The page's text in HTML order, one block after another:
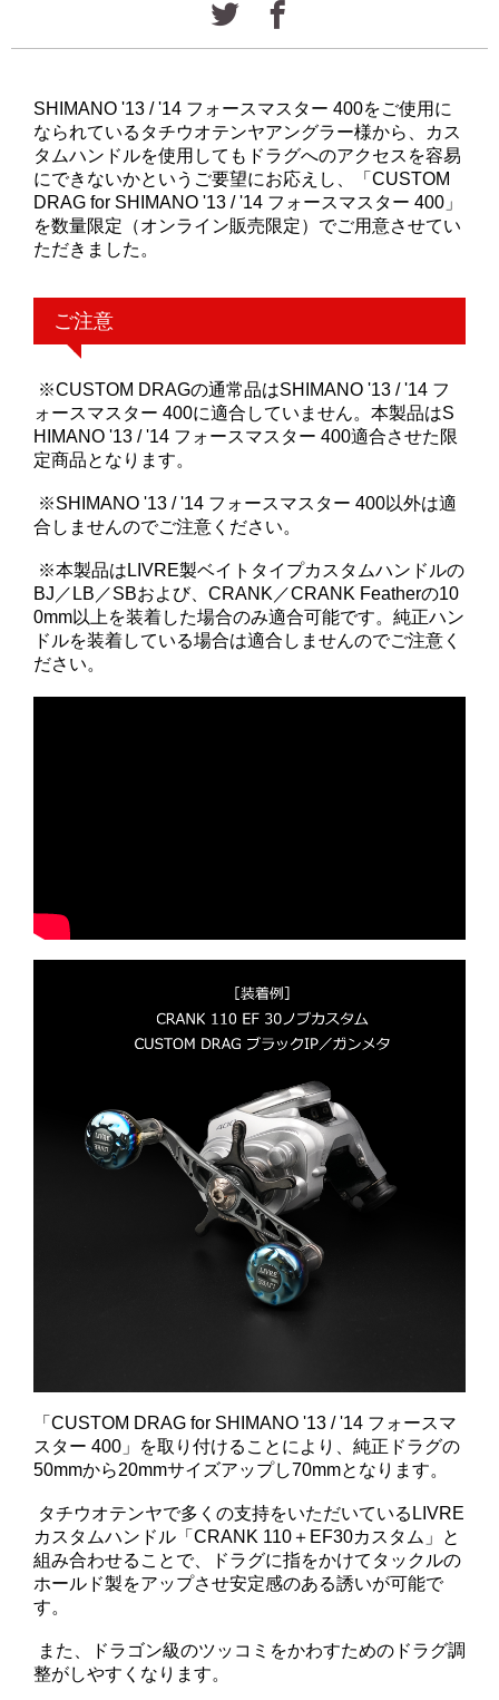
SHIMANO '13 / '14 フォースマスター 400をご使用に
なられているタチウオテンヤアングラー様から、カス
タムハンドルを使用してもドラグへのアクセスを容易
にできないかというご要望にお応えし、「CUSTOM
DRAG for SHIMANO '13 / '14 フォースマスター 400」
を数量限定（オンライン販売限定）でご用意させてい
ただきました。
ご注意
※CUSTOM DRAGの通常品はSHIMANO '13 / '14 フ
ォースマスター 400に適合していません。本製品はS
HIMANO '13 / '14 フォースマスター 400適合させた限
定商品となります。
※SHIMANO '13 / '14 フォースマスター 400以外は適
合しませんのでご注意ください。
※本製品はLIVRE製ベイトタイプカスタムハンドルの
BJ／LB／SBおよび、CRANK／CRANK Featherの10
0mm以上を装着した場合のみ適合可能です。純正ハン
ドルを装着している場合は適合しませんのでご注意く
ださい。
「CUSTOM DRAG for SHIMANO '13 / '14 フォースマ
スター 400」を取り付けることにより、純正ドラグの
50mmから20mmサイズアップし70mmとなります。
タチウオテンヤで多くの支持をいただいているLIVRE
カスタムハンドル「CRANK 110＋EF30カスタム」と
組み合わせることで、ドラグに指をかけてタックルの
ホールド製をアップさせ安定感のある誘いが可能で
す。
また、ドラゴン級のツッコミをかわすためのドラグ調
整がしやすくなります。